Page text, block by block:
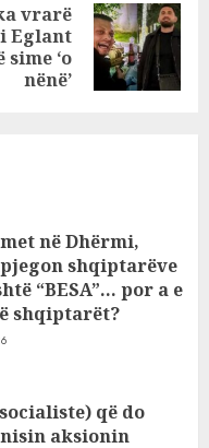
vrarë
Eglant
‘o
nënë’
në Dhërmi,
shqiptarëve
“BESA”… por a e
shqiptarët?
që do
aksionin